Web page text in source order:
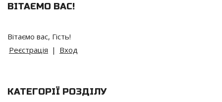
ВІТАЄМО ВАС!
Вітаємо вас, Гість!
Реєстрація | Вход
КАТЕГОРІЇ РОЗДІЛУ